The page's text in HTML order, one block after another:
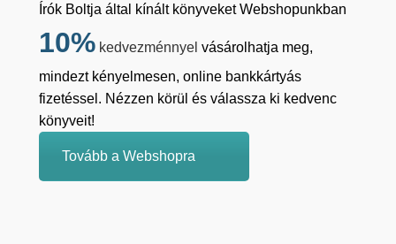
Írók Boltja által kínált könyveket Webshopunkban
10% kedvezménnyel vásárolhatja meg,
mindezt kényelmesen, online bankkártyás
fizetéssel. Nézzen körül és válassza ki kedvenc
könyveit!
Tovább a Webshopra